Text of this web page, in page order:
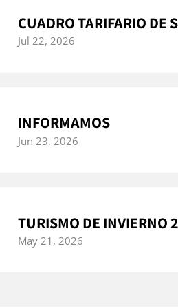
CUADRO TARIFARIO DE
Jul 22, 2026
INFORMAMOS
Jun 23, 2026
TURISMO DE INVIERNO
May 21, 2026